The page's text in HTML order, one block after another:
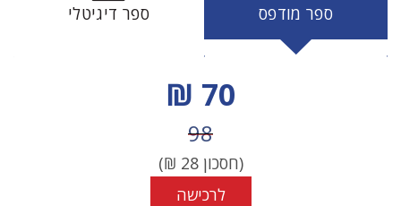
ספר מודפס ספר דיגיטלי
מחיר הנחה
70 ₪
מחיר לפני הנחה
98
(חסכון28
₪)
לרכישה